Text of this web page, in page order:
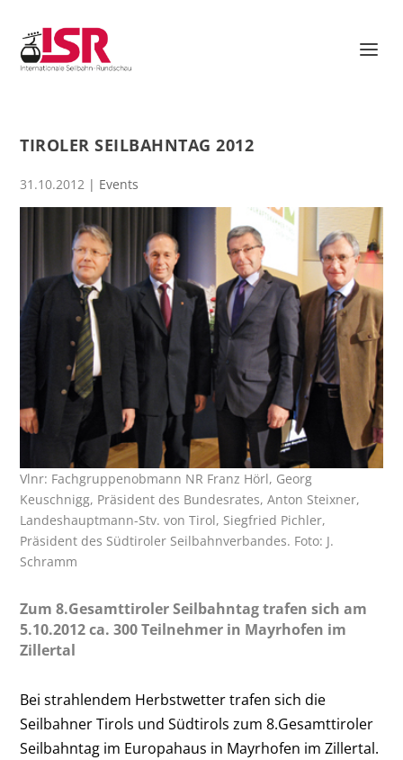
TIROLER SEILBAHNTAG 2012
31.10.2012 | Events
Vlnr: Fachgruppenobmann NR Franz Hörl, Georg
Keuschnigg, Präsident des Bundesrates, Anton Steixner,
Landeshauptmann-Stv. von Tirol, Siegfried Pichler,
Präsident des Südtiroler Seilbahnverbandes. Foto: J.
Schramm
Zum 8.Gesamttiroler Seilbahntag trafen sich am
5.10.2012 ca. 300 Teilnehmer in Mayrhofen im
Zillertal
Bei strahlendem Herbstwetter trafen sich die
Seilbahner Tirols und Südtirols zum 8.Gesamttiroler
Seilbahntag im Europahaus in Mayrhofen im Zillertal.